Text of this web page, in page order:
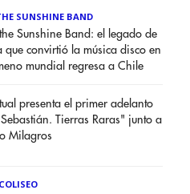
SUNSHINE BAND
Sunshine Band: el legado de
que convirtió la música disco en
mundial regresa a Chile
presenta el primer adelanto
Tierras Raras" junto a
Milagros